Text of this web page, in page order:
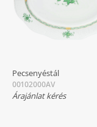
Pecsenyéstál
00102000AV
Árajánlat kérés